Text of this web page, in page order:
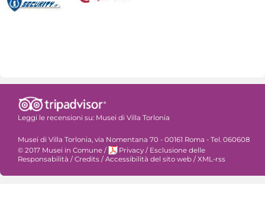
Leggi le recensioni su: Musei di Villa Torlonia
Musei di Villa Torlonia, via Nomentana 70 - 00161 Roma - Tel. 060608
© 2017 Musei in Comune / Privacy / Esclusione delle
Responsabilità /Credits /Accessibilità del sito web /XML-rss